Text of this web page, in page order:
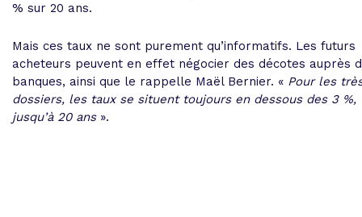
% sur 20 ans.
Mais ces taux ne sont purement qu’informatifs. Les futurs
acheteurs peuvent en effet négocier des décotes auprès
banques, ainsi que le rappelle Maël Bernier. « Pour les
dossiers, les taux se situent toujours en dessous des 3 %,
jusqu’à 20 ans».